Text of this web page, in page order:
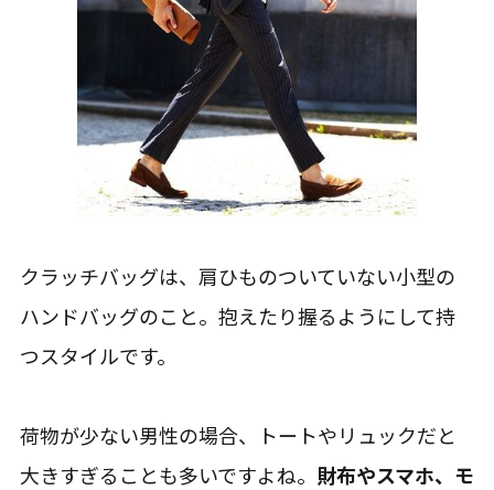
クラッチバッグは、肩ひものついていない小型の
ハンドバッグのこと。抱えたり握るようにして持
つスタイルです。
荷物が少ない男性の場合、トートやリュックだと
大きすぎることも多いですよね。 財布やスマホ、モ